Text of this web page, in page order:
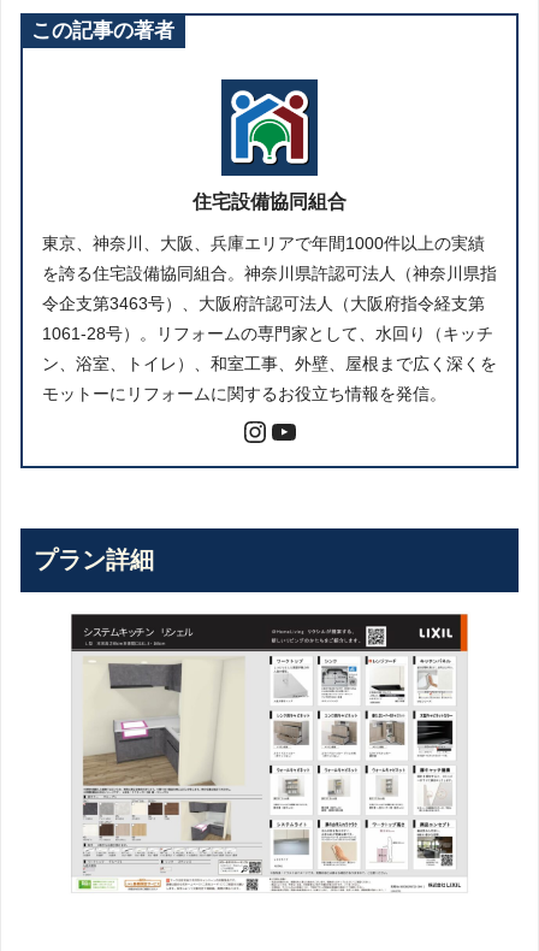
この記事の著者
住宅設備協同組合
東京、神奈川、大阪、兵庫エリアで年間1000件以上の実績
を誇る住宅設備協同組合。神奈川県許認可法人（神奈川県指
令企支第3463号）、大阪府許認可法人（大阪府指令経支第
1061-28号）。リフォームの専門家として、水回り（キッチ
ン、浴室、トイレ）、和室工事、外壁、屋根まで広く深くを
モットーにリフォームに関するお役立ち情報を発信。
プラン詳細